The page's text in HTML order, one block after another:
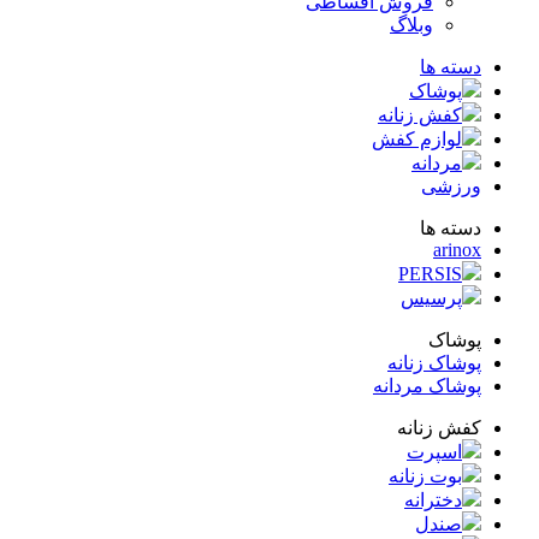
ها
پوشاک
کفش زنانه
لوازم کفش
مردانه
ها
PERSIS
پرسیس
زنانه
مردانه
زنانه
اسپرت
بوت زنانه
دخترانه
صندل